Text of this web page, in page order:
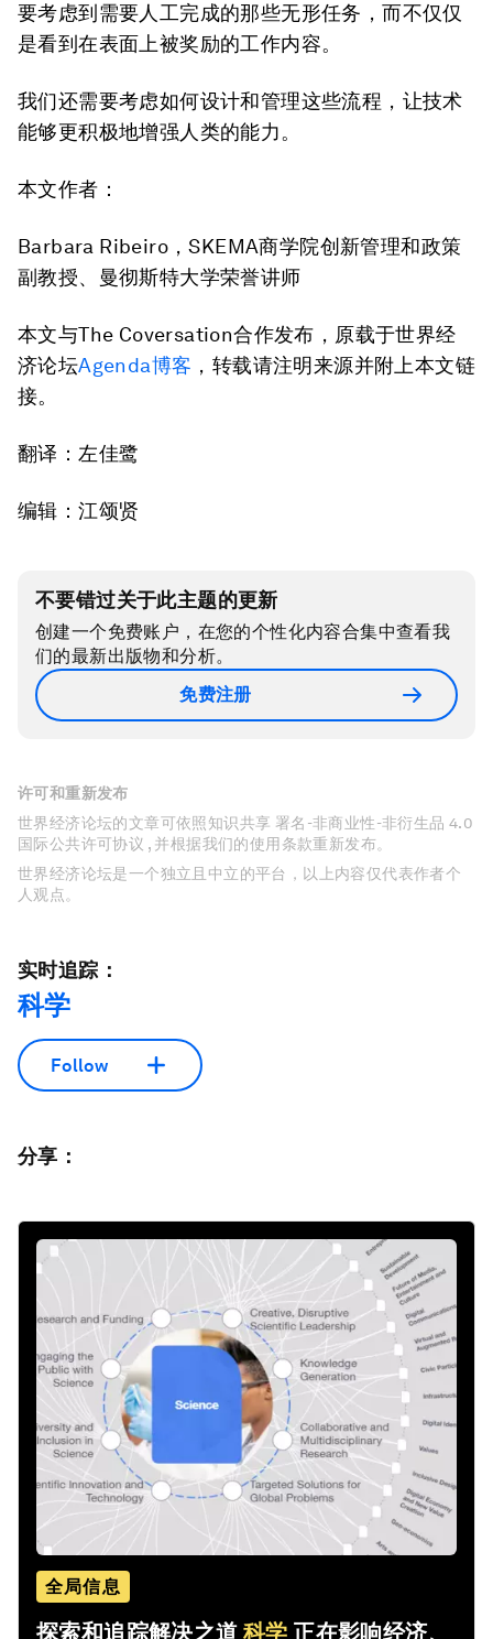
要考虑到需要人工完成的那些无形任务，而不仅仅
是看到在表面上被奖励的工作内容。
我们还需要考虑如何设计和管理这些流程，让技术
能够更积极地增强人类的能力。
本文作者：
Barbara Ribeiro，SKEMA商学院创新管理和政策
副教授、曼彻斯特大学荣誉讲师
本文与The Coversation合作发布，原载于世界经
济论坛Agenda博客 ，转载请注明来源并附上本文链
接。
翻译：左佳鹭
编辑：江颂贤
不要错过关于此主题的更新
创建一个免费账户，在您的个性化内容合集中查看我
们的最新出版物和分析。
免费注册
许可和重新发布
世界经济论坛的文章可依照知识共享 署名-非商业性-非衍生品 4.0
国际公共许可协议 , 并根据我们的使用条款重新发布。
世界经济论坛是一个独立且中立的平台，以上内容仅代表作者个
人观点。
实时追踪：
科学
Follow
分享：
全局信息
探索和追踪解决之道 科学 正在影响经济、